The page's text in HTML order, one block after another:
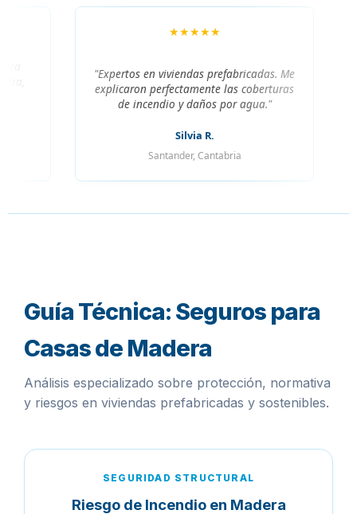
★★★★★
"Expertos en viviendas prefabricadas. Me
explicaron perfectamente las coberturas
de incendio y daños por agua."
Silvia R.
Santander, Cantabria
Guía Técnica: Seguros para
Casas de Madera
Análisis especializado sobre protección, normativa
y riesgos en viviendas prefabricadas y sostenibles.
SEGURIDAD STRUCTURAL
Riesgo de Incendio en Madera